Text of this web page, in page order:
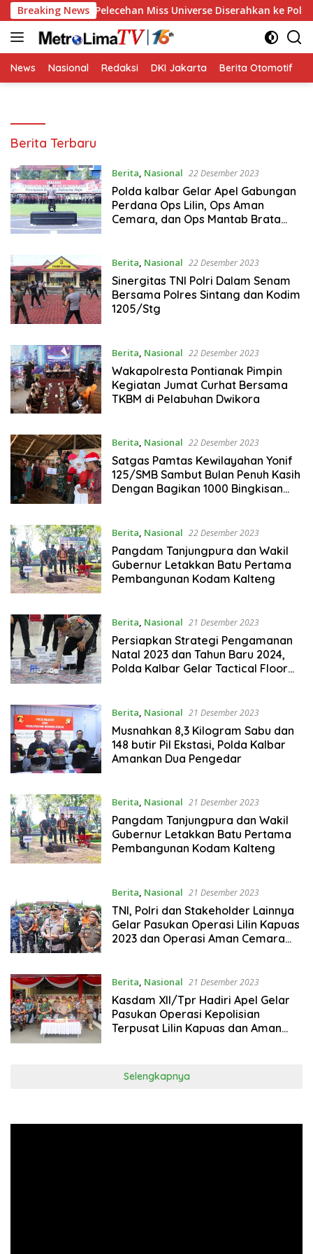
Langsung
ke
konten
Breaking News
Hukum Pelecehan Miss Universe Diserahkan ke Polisi
News Nasional Redaksi DKI Jakarta Berita Otomotif
Metro
TV
Berita Terbaru
Berita, Nasional 22 Desember 2023
Polda kalbar Gelar Apel Gabungan
Perdana Ops Lilin, Ops Aman
Cemara, dan Ops Mantab Brata
Berita, Nasional 22 Desember 2023
Sinergitas TNI Polri Dalam Senam
Bersama Polres Sintang dan Kodim
1205/Stg
Berita, Nasional 22 Desember 2023
Wakapolresta Pontianak Pimpin
Kegiatan Jumat Curhat Bersama
TKBM di Pelabuhan Dwikora
Berita, Nasional 22 Desember 2023
Satgas Pamtas Kewilayahan Yonif
125/SMB Sambut Bulan Penuh Kasih
Dengan Bagikan 1000 Bingkisan
Berita, Nasional 22 Desember 2023
Pangdam Tanjungpura dan Wakil
Gubernur Letakkan Batu Pertama
Pembangunan Kodam Kalteng
Berita, Nasional 21 Desember 2023
Persiapkan Strategi Pengamanan
Natal 2023 dan Tahun Baru 2024,
Polda Kalbar Gelar Tactical Floor
Berita, Nasional 21 Desember 2023
Musnahkan 8,3 Kilogram Sabu dan
148 butir Pil Ekstasi, Polda Kalbar
Amankan Dua Pengedar
Berita, Nasional 21 Desember 2023
Pangdam Tanjungpura dan Wakil
Gubernur Letakkan Batu Pertama
Pembangunan Kodam Kalteng
Berita, Nasional 21 Desember 2023
TNI, Polri dan Stakeholder Lainnya
Gelar Pasukan Operasi Lilin Kapuas
2023 dan Operasi Aman Cemara
Berita, Nasional 21 Desember 2023
Kasdam XII/Tpr Hadiri Apel Gelar
Pasukan Operasi Kepolisian
Terpusat Lilin Kapuas dan Aman
Selengkapnya